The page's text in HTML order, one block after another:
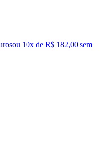
ou 10x de R$ 182,00 sem